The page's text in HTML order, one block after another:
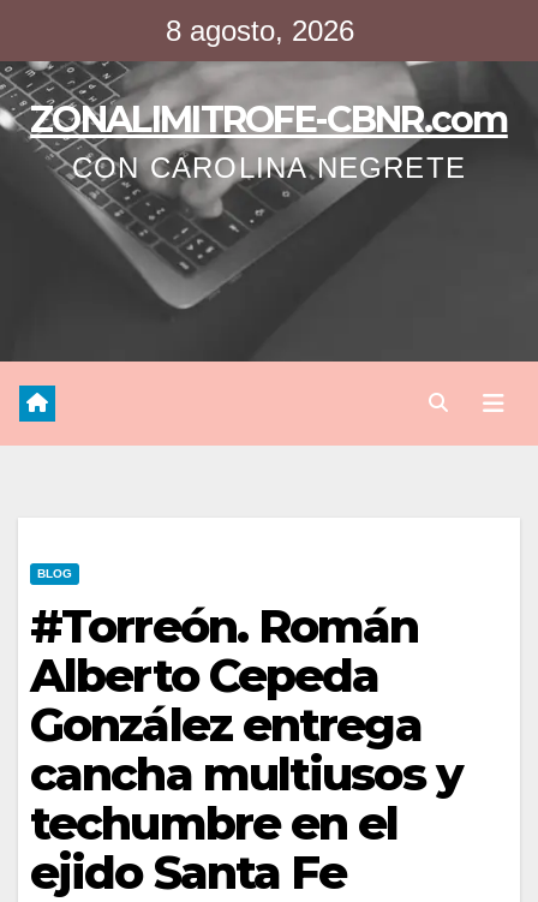
contenido
8 agosto, 2026
ZONALIMITROFE-CBNR.com
CON CAROLINA NEGRETE
BLOG
#Torreón. Román
Alberto Cepeda
González entrega
cancha multiusos y
techumbre en el
ejido Santa Fe